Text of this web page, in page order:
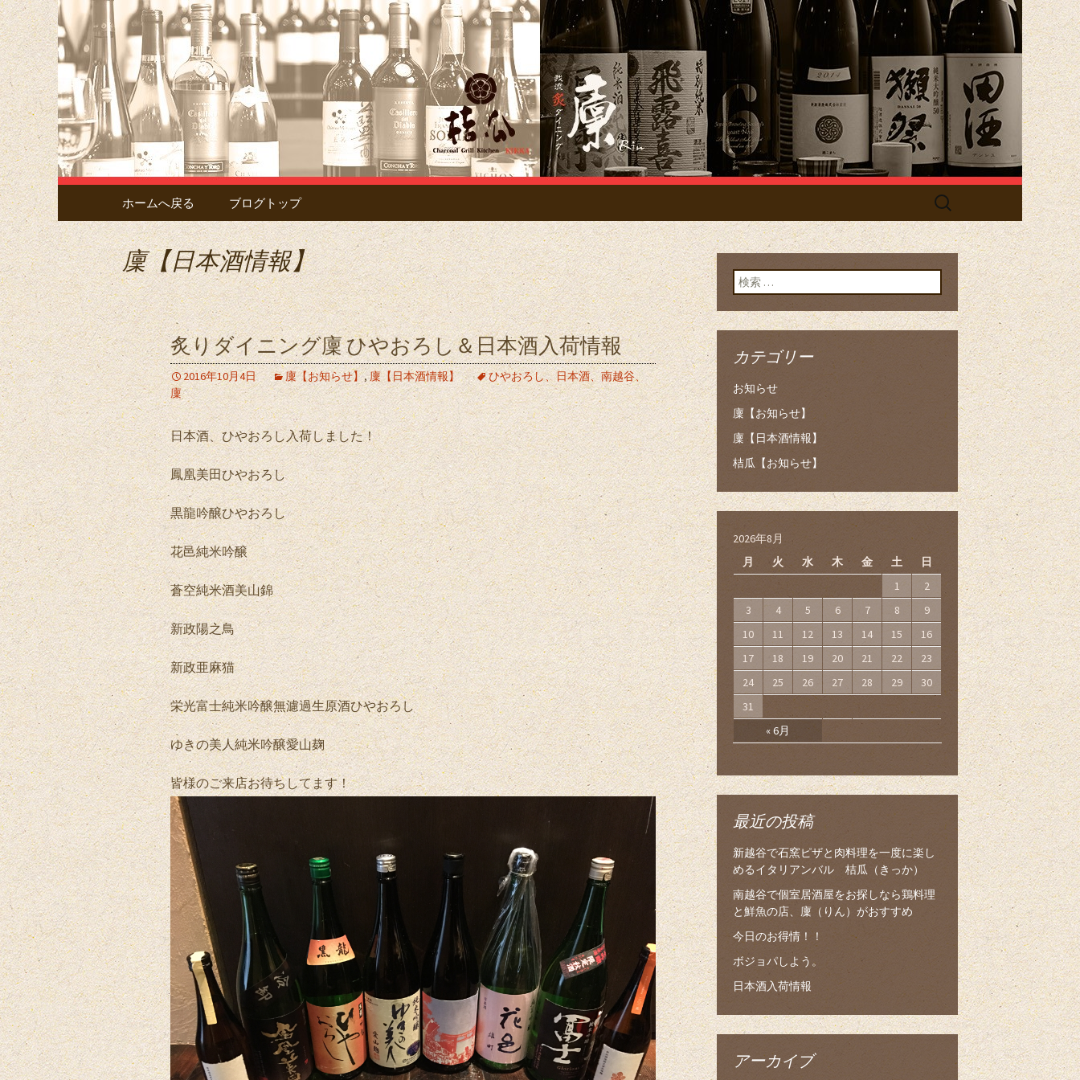
南越谷のイタリアン「桔瓜」／居酒屋
「廩」のブログ
Just another サイト フードコネクション管理 site
コンテンツへ移動
ホームへ戻る ブログトップ
検
廩【日本酒情報】
炙りダイニング廩 ひやおろし＆日本酒入荷情報
2016年10月4日 廩【お知らせ】,廩【日本酒情報】
ひやおろし、日本酒、南越谷、
廩
日本酒、ひやおろし入荷しました！
鳳凰美田ひやおろし
黒龍吟醸ひやおろし
花邑純米吟醸
蒼空純米酒美山錦
新政陽之鳥
新政亜麻猫
栄光富士純米吟醸無濾過生原酒ひやおろし
ゆきの美人純米吟醸愛山麹
皆様のご来店お待ちしてます！
検索:
カテゴリー
お知らせ
廩【お知らせ】
廩【日本酒情報】
桔瓜【お知らせ】
2026年8月
月
火 水 木 金 土 日
« 6月
1
2
3
4 5 6 7 8
9
10
11 12 13 14 15
16
17
18 19 20 21 22
23
24
25 26 27 28 29
30
31
最近の投稿
新越谷で石窯ピザと肉料理を一度に楽し
めるイタリアンバル 桔瓜（きっか）
南越谷で個室居酒屋をお探しなら鶏料理
と鮮魚の店、廩（りん）がおすすめ
今日のお得情！！
ボジョパしよう。
日本酒入荷情報
アーカイブ